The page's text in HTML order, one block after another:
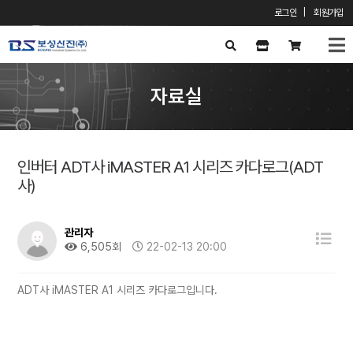
로그인 회원가입
자료실
인버터 ADT사 iMASTER A1 시리즈 카다로그(ADT
사)
관리자
6,505회
22-02-13 20:00
ADT사 iMASTER A1 시리즈 카다로그입니다.